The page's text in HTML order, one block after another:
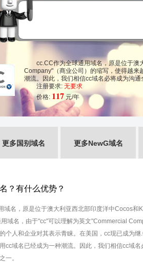
cc.CC作为全球通用域名，原是位于澳
Company"（商业公司）的缩写，使得越来
潮流。因此，我们相信cc域名必将成为沟
注册要求: 无要求
价格: 117 元/年
更多国别域名 更多NewG域名
？有什么优势？
域名，原是位于澳大利亚西北部印度洋中Cocos和
域名，由于"cc"可以理解为英文"Commercial
个人和企业对其表示青睐。在美国，cc现已成为继
cc域名已经成为一种潮流。因此，我们相信cc域名
一。